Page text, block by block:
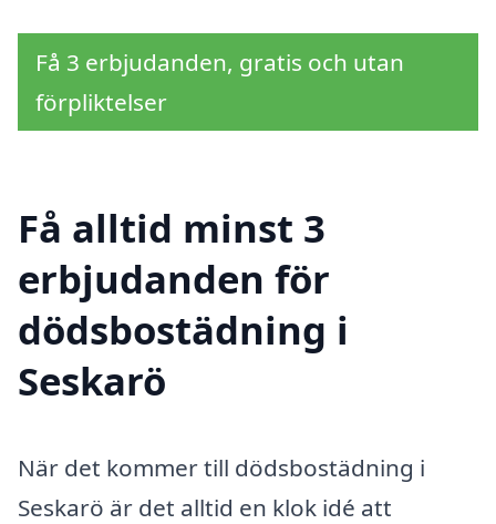
Få 3 erbjudanden, gratis och utan
förpliktelser
Få alltid minst 3
erbjudanden för
dödsbostädning i
Seskarö
När det kommer till dödsbostädning i
Seskarö är det alltid en klok idé att